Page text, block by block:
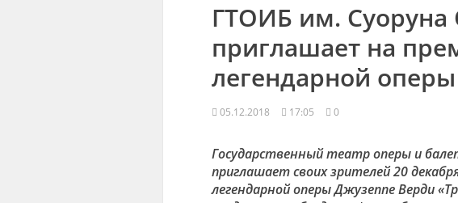
ГТОИБ им.
приглашает на
легендарной
05.12.2018 17:05 0
Государственный театр оперы и
приглашает своих зрителей 20
легендарной оперы Джузеппе Верди